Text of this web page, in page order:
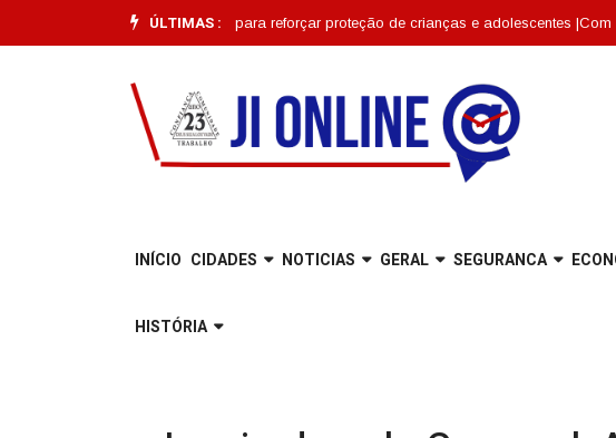
ÚLTIMAS :
começa em Joinville para reforçar proteção de crianças e adolescentes |Com
INÍCIO CIDADES NOTICIAS GERAL SEGURANCA
HISTÓRIA